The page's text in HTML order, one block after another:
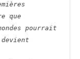
que
pourrait